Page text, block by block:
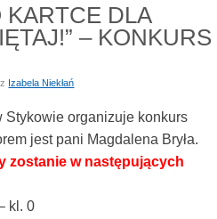
KARTCE DLA
– KONKURS
Izabela Niekłań
Stykowie organizuje konkurs
jest pani Magdalena Bryła.
zostanie w następujących
kl. 0